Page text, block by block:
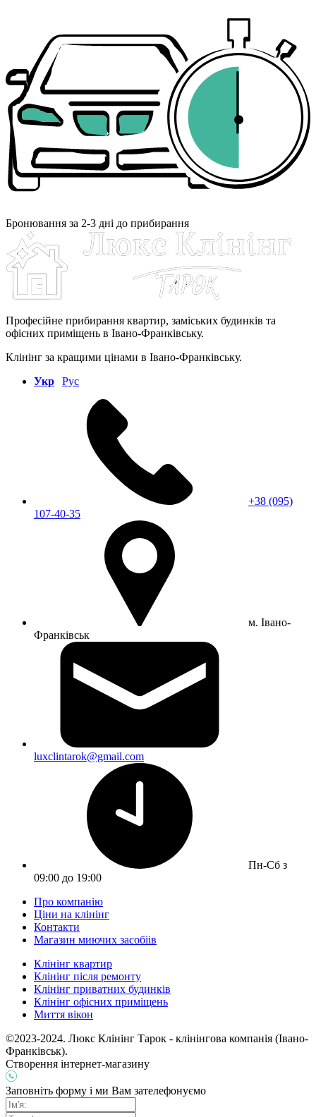
Бронювання за 2-3 дні до прибирання
Професійне прибирання квартир, заміських будинків та
офісних приміщень в Івано-Франківську.
Клінінг за кращими цінами в Івано-Франківську.
Укр
Руc
+38 (095)
107-40-35
м. Івано-
Франківськ
luxclintarok@gmail.com
Пн-Сб з
09:00 до 19:00
Про компанію
Ціни на клінінг
Контакти
Магазин миючих засобіів
Клінінг квартир
Клінінг після ремонту
Клінінг приватних будинків
Клінінг офісних приміщень
Миття вікон
©2023-2024. Люкс Клінінг Тарок - клінінгова компанія (Івано-
Франківськ).
Створення інтернет-магазину
Заповніть форму і ми Вам зателефонуємо